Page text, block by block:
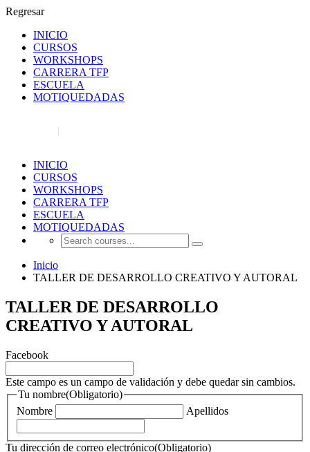
Regresar
INICIO
CURSOS
WORKSHOPS
CARRERA TFP
ESCUELA
MOTIQUEDADAS
INICIO
CURSOS
WORKSHOPS
CARRERA TFP
ESCUELA
MOTIQUEDADAS
Inicio
TALLER DE DESARROLLO CREATIVO Y AUTORAL
TALLER DE DESARROLLO
CREATIVO Y AUTORAL
Facebook
Este campo es un campo de validación y debe quedar sin cambios.
Tu nombre(Obligatorio)
Nombre
Apellidos
Tu dirección de correo electrónico(Obligatorio)